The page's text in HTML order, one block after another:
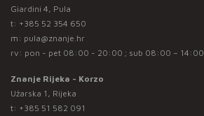
Giardini 4, Pula
t: +385 52 354 650
m: pula@znanje.hr
rv: pon - pet 08:00 - 20:00 ; sub 08:00 – 14:00
Znanje Rijeka - Korzo
Užarska 1, Rijeka
t: +385 51 582 091